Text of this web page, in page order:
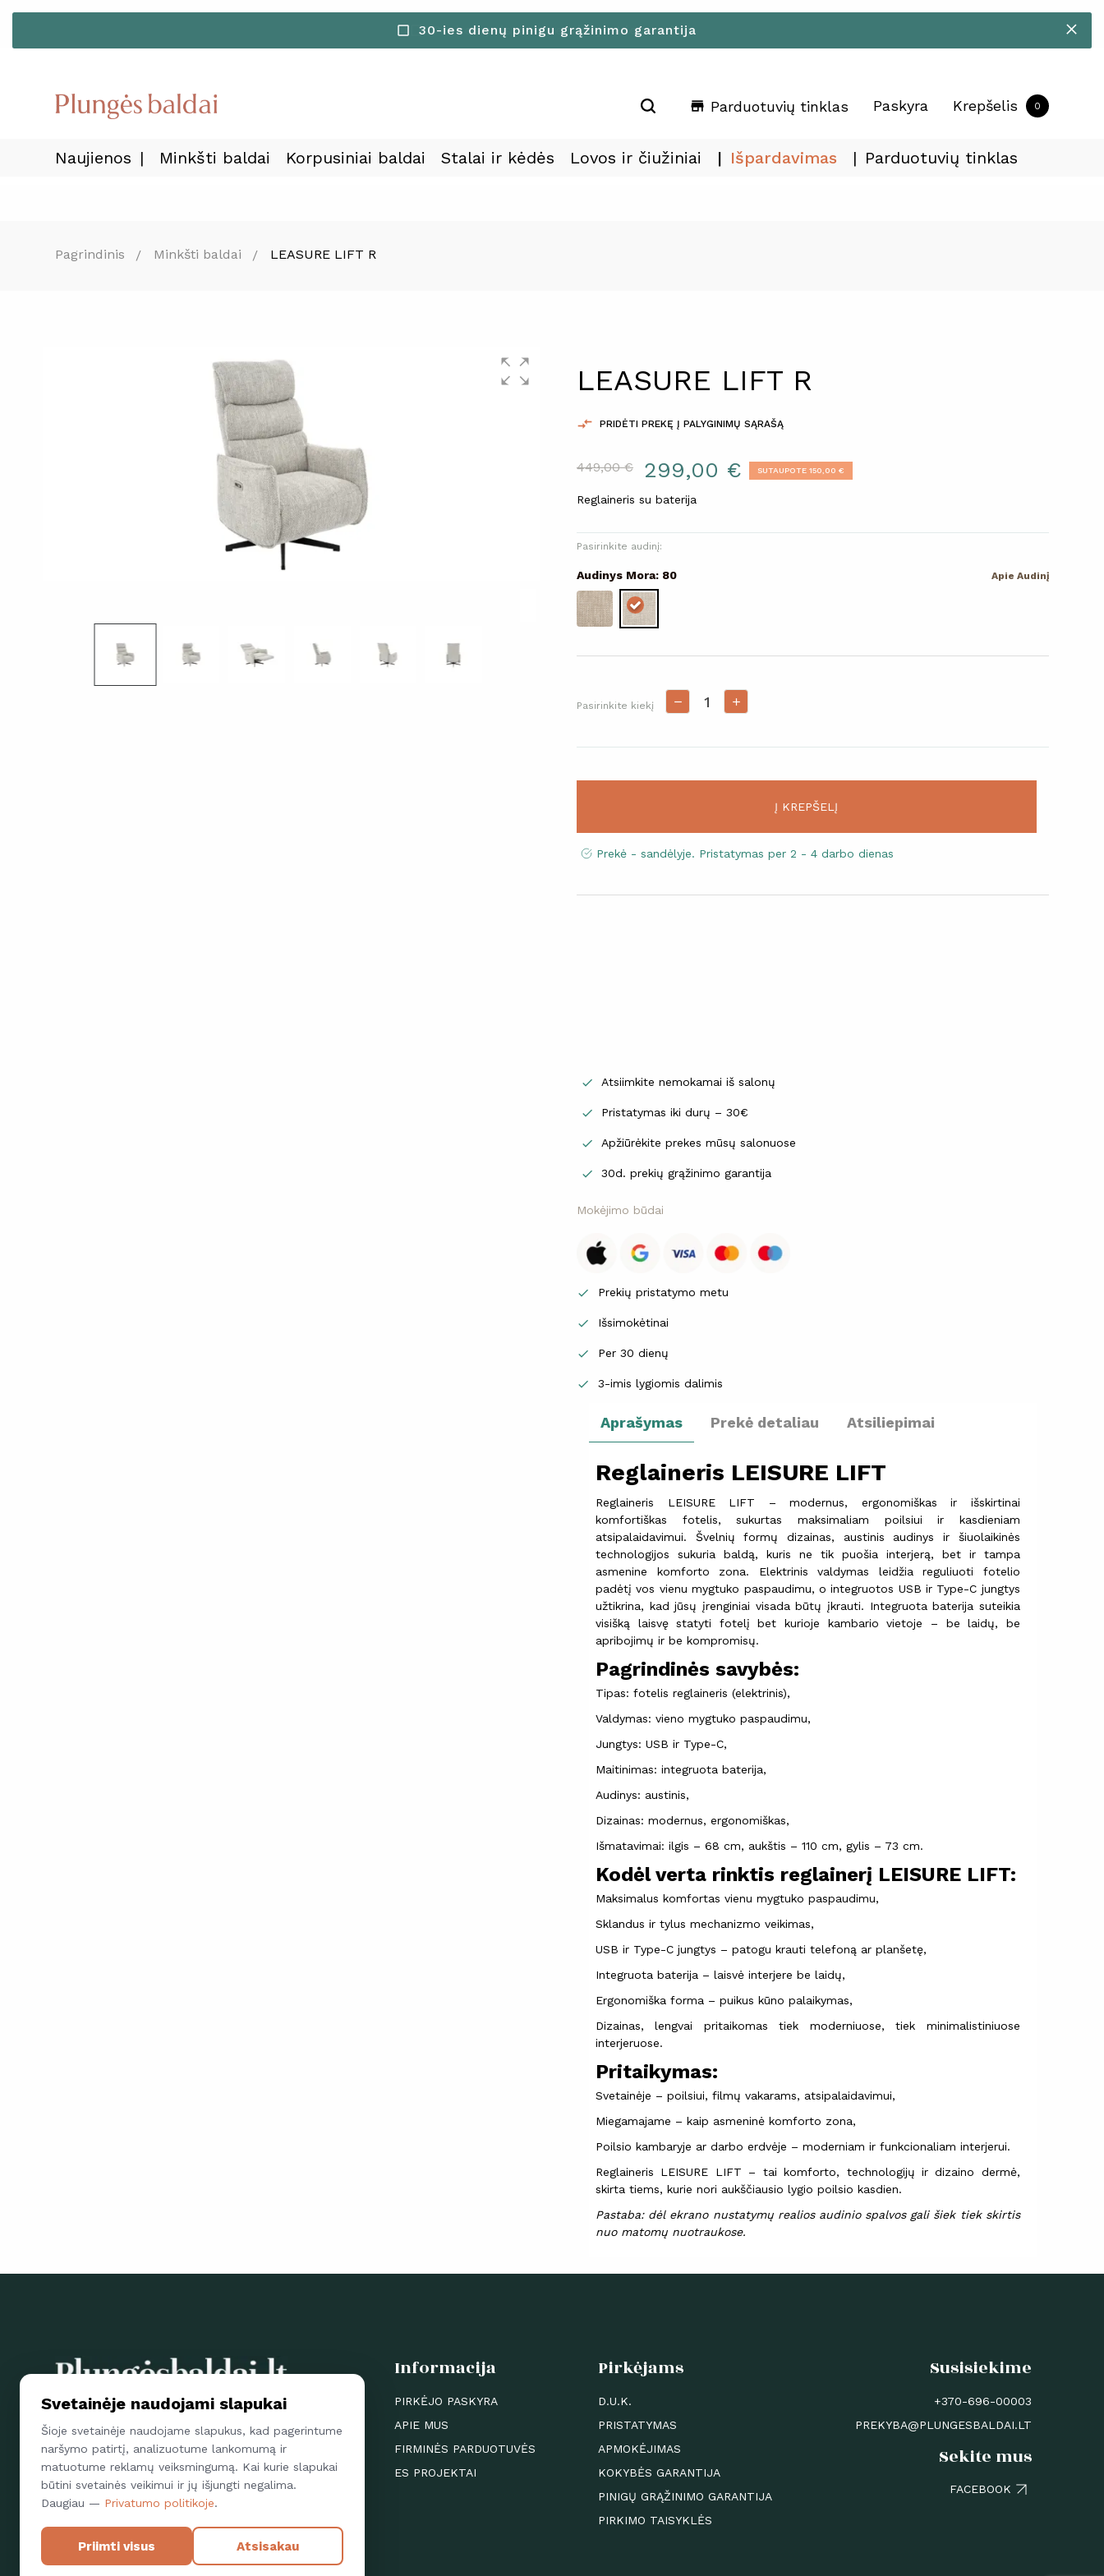
check_box_outline_blank 30-ies dienų pinigu grąžinimo garantija
store Parduotuvių tinklas Paskyra Krepšelis 0
Naujienos Minkšti baldai Korpusiniai baldai Stalai ir kėdės Lovos ir čiužiniai Išpardavimas Parduotuvių tinklas
Pagrindinis Minkšti baldai LEASURE LIFT R
LEASURE LIFT R
 PRIDĖTI PREKĘ Į PALYGINIMŲ SĄRAŠĄ
449,00 € 299,00 € SUTAUPOTE 150,00 €
Reglaineris su baterija
Pasirinkite audinį:
Audinys Mora: 80 Apie Audinį
Pasirinkite kiekį
Į KREPŠELĮ
Prekė - sandėlyje. Pristatymas per 2 - 4 darbo dienas
 Atsiimkite nemokamai iš salonų
 Pristatymas iki durų – 30€
 Apžiūrėkite prekes mūsų salonuose
 30d. prekių grąžinimo garantija
Mokėjimo būdai
 Prekių pristatymo metu
 Išsimokėtinai
 Per 30 dienų
 3-imis lygiomis dalimis
Aprašymas Prekė detaliau Atsiliepimai
Reglaineris LEISURE LIFT
Reglaineris LEISURE LIFT – modernus, ergonomiškas ir išskirtinai
komfortiškas fotelis, sukurtas maksimaliam poilsiui ir kasdieniam
atsipalaidavimui. Švelnių formų dizainas, austinis audinys ir šiuolaikinės
technologijos sukuria baldą, kuris ne tik puošia interjerą, bet ir tampa
asmenine komforto zona. Elektrinis valdymas leidžia reguliuoti fotelio
padėtį vos vienu mygtuko paspaudimu, o integruotos USB ir Type-C jungtys
užtikrina, kad jūsų įrenginiai visada būtų įkrauti. Integruota baterija suteikia
visišką laisvę statyti fotelį bet kurioje kambario vietoje – be laidų, be
apribojimų ir be kompromisų.
Pagrindinės savybės:
Tipas: fotelis reglaineris (elektrinis),
Valdymas: vieno mygtuko paspaudimu,
Jungtys: USB ir Type-C,
Maitinimas: integruota baterija,
Audinys: austinis,
Dizainas: modernus, ergonomiškas,
Išmatavimai: ilgis – 68 cm, aukštis – 110 cm, gylis – 73 cm.
Kodėl verta rinktis reglainerį LEISURE LIFT:
Maksimalus komfortas vienu mygtuko paspaudimu,
Sklandus ir tylus mechanizmo veikimas,
USB ir Type-C jungtys – patogu krauti telefoną ar planšetę,
Integruota baterija – laisvė interjere be laidų,
Ergonomiška forma – puikus kūno palaikymas,
Dizainas, lengvai pritaikomas tiek moderniuose, tiek minimalistiniuose
interjeruose.
Pritaikymas:
Svetainėje – poilsiui, filmų vakarams, atsipalaidavimui,
Miegamajame – kaip asmeninė komforto zona,
Poilsio kambaryje ar darbo erdvėje – moderniam ir funkcionaliam interjerui.
Reglaineris LEISURE LIFT – tai komforto, technologijų ir dizaino dermė,
skirta tiems, kurie nori aukščiausio lygio poilsio kasdien.
Pastaba: dėl ekrano nustatymų realios audinio spalvos gali šiek tiek skirtis
nuo matomų nuotraukose.
Parsisiųskite Plungės baldų mob. aplikaciją ir papildytos
realybės pagalba apžiūrėkite kaip mūsų gaminiai atrodo
Jūsų namuose
Informacija
PIRKĖJO PASKYRA
APIE MUS
FIRMINĖS PARDUOTUVĖS
ES PROJEKTAI
Pirkėjams
D.U.K.
PRISTATYMAS
APMOKĖJIMAS
KOKYBĖS GARANTIJA
PINIGŲ GRĄŽINIMO GARANTIJA
PIRKIMO TAISYKLĖS
Susisiekime
+370-696-00003
PREKYBA@PLUNGESBALDAI.LT
Sekite mus
FACEBOOK
Svetainėje naudojami slapukai
Šioje svetainėje naudojame slapukus, kad pagerintume
naršymo patirtį, analizuotume lankomumą ir
matuotume reklamų veiksmingumą. Kai kurie slapukai
būtini svetainės veikimui ir jų išjungti negalima.
Daugiau — Privatumo politikoje.
Priimti visus Atsisakau